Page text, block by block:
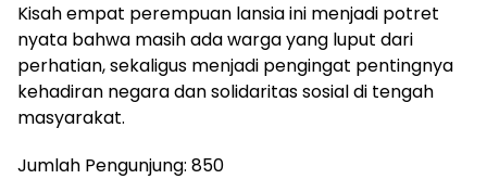
Kisah empat perempuan lansia ini menjadi potret
nyata bahwa masih ada warga yang luput dari
perhatian, sekaligus menjadi pengingat pentingnya
kehadiran negara dan solidaritas sosial di tengah
masyarakat.
Jumlah Pengunjung: 850